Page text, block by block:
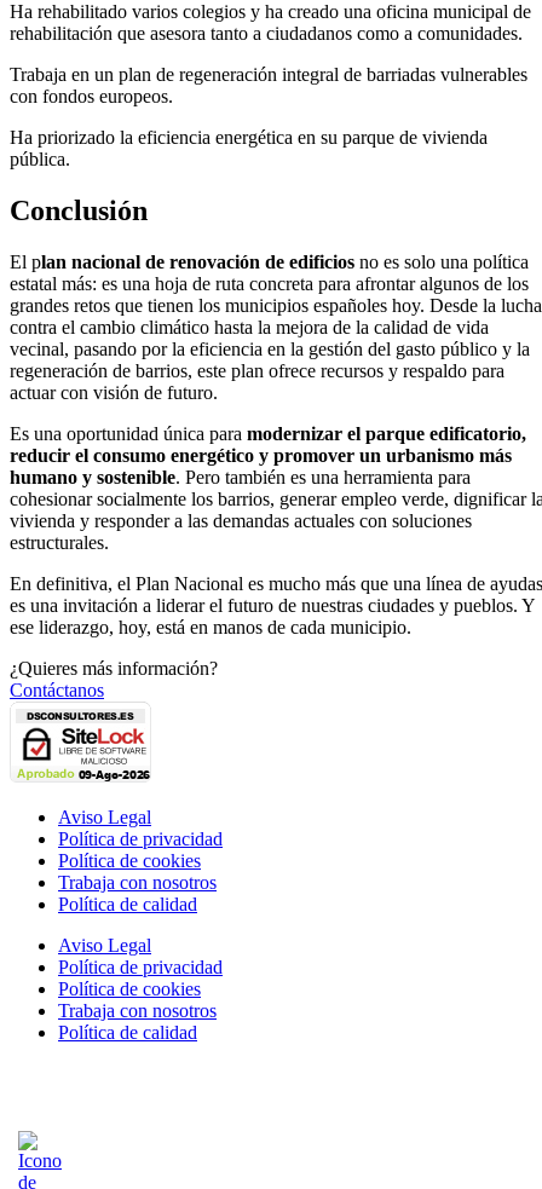
Ha rehabilitado varios colegios y ha creado una oficina municipal de
rehabilitación que asesora tanto a ciudadanos como a comunidades.
Trabaja en un plan de regeneración integral de barriadas vulnerables
con fondos europeos.
Ha priorizado la eficiencia energética en su parque de vivienda
pública.
Conclusión
El plan nacional de renovación de edificios no es solo una política
estatal más: es una hoja de ruta concreta para afrontar algunos de los
grandes retos que tienen los municipios españoles hoy. Desde la lucha
contra el cambio climático hasta la mejora de la calidad de vida
vecinal, pasando por la eficiencia en la gestión del gasto público y la
regeneración de barrios, este plan ofrece recursos y respaldo para
actuar con visión de futuro.
Es una oportunidad única para modernizar el parque edificatorio,
reducir el consumo energético y promover un urbanismo más
humano y sostenible. Pero también es una herramienta para
cohesionar socialmente los barrios, generar empleo verde, dignificar
vivienda y responder a las demandas actuales con soluciones
estructurales.
En definitiva, el Plan Nacional es mucho más que una línea de
es una invitación a liderar el futuro de nuestras ciudades y pueblos. Y
ese liderazgo, hoy, está en manos de cada municipio.
¿Quieres más información?
Contáctanos
Aviso Legal
Política de privacidad
Política de cookies
Trabaja con nosotros
Política de calidad
Aviso Legal
Política de privacidad
Política de cookies
Trabaja con nosotros
Política de calidad